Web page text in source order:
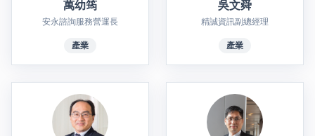
萬幼筠
安永諮詢服務營運長
產業
吳文舜
精誠資訊副總經理
產業